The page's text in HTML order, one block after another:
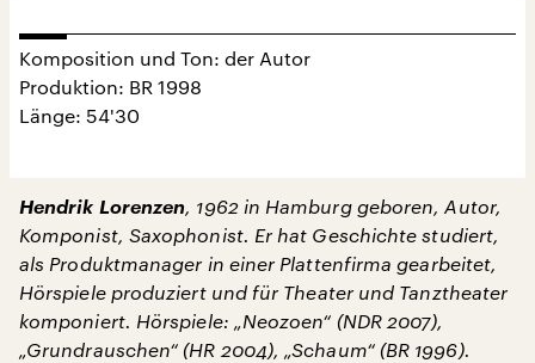
Komposition und Ton: der Autor
Produktion: BR 1998
Länge: 54'30
Hendrik Lorenzen, 1962 in Hamburg geboren, Autor,
Komponist, Saxophonist. Er hat Geschichte studiert,
als Produktmanager in einer Plattenfirma gearbeitet,
Hörspiele produziert und für Theater und Tanztheater
komponiert. Hörspiele: „Neozoen“ (NDR 2007),
„Grundrauschen“ (HR 2004), „Schaum“ (BR 1996).